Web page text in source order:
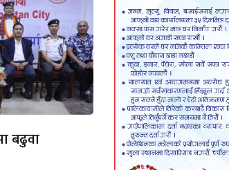
बढुवा